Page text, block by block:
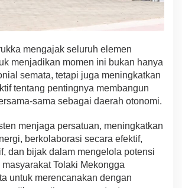
mengajak seluruh elemen
menjadikan momen ini bukan hanya
semata, tetapi juga meningkatkan
tentang pentingnya membangun
sama sebagai daerah otonomi.
menjaga persatuan, meningkatkan
berkolaborasi secara efektif,
dan bijak dalam mengelola potensi
Tolaki Mekongga
untuk merencanakan dengan